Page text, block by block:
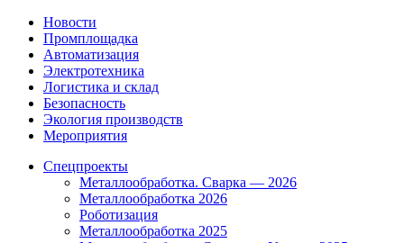
Новости
Промплощадка
Автоматизация
Электротехника
Логистика и склад
Безопасность
Экология производств
Мероприятия
Спецпроекты
Металлообработка. Сварка — 2026
Металлообработка 2026
Роботизация
Металлообработка 2025